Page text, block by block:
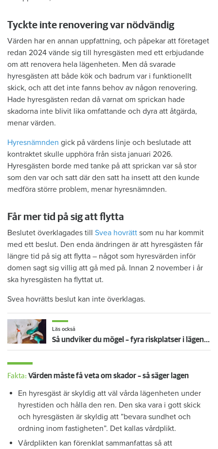
Tyckte inte renovering var nödvändig
Värden har en annan uppfattning, och påpekar att företaget
redan 2024 vände sig till hyresgästen med ett erbjudande
om att renovera hela lägenheten. Men då svarade
hyresgästen att både kök och badrum var i funktionellt
skick, och att det inte fanns behov av någon renovering.
Hade hyresgästen redan då varnat om sprickan hade
skadorna inte blivit lika omfattande och dyra att åtgärda,
menar värden.
Hyresnämnden gick på värdens linje och beslutade att
kontraktet skulle upphöra från sista januari 2026.
Hyresgästen borde med tanke på att sprickan var så stor
som den var och satt där den satt ha insett att den kunde
medföra större problem, menar hyresnämnden.
Får mer tid på sig att flytta
Beslutet överklagades till Svea hovrätt som nu har kommit
med ett beslut. Den enda ändringen är att hyresgästen får
längre tid på sig att flytta – något som hyresvärden inför
domen sagt sig villig att gå med på. Innan 2 november i år
ska hyresgästen ha flyttat ut.
Svea hovrätts beslut kan inte överklagas.
Läs också
Så undviker du mögel – fyra riskplatser i lägenheten: ”Måste städa bort”
Fakta: Värden måste få veta om skador – så säger lagen
En hyresgäst är skyldig att väl vårda lägenheten under
hyrestiden och hålla den ren. Den ska vara i gott skick
och hyresgästen är skyldig att ”bevara sundhet och
ordning inom fastigheten”. Det kallas vårdplikt.
Vårdplikten kan förenklat sammanfattas så att